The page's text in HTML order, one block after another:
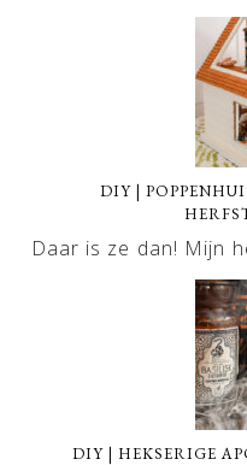
DIY |
Daar is ze dan! Mijn
DIY | HEKSERIGE